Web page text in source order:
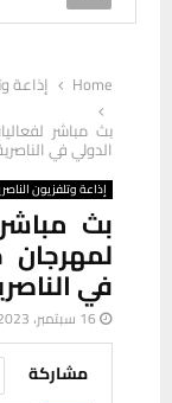
Home
إذاعة
بث مباشر
الدولي في
إذاعة وتلفزيون
بث
لمهرجان
في
16 سبتمبر، 2023
مشاركة